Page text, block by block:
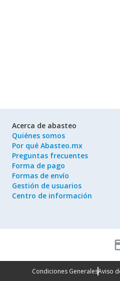
Acerca de abasteo
Quiénes somos
Por qué Abasteo.mx
Preguntas frecuentes
Forma de pago
Formas de envío
Gestión de usuarios
Centro de información
Condiciones GeneralesAviso